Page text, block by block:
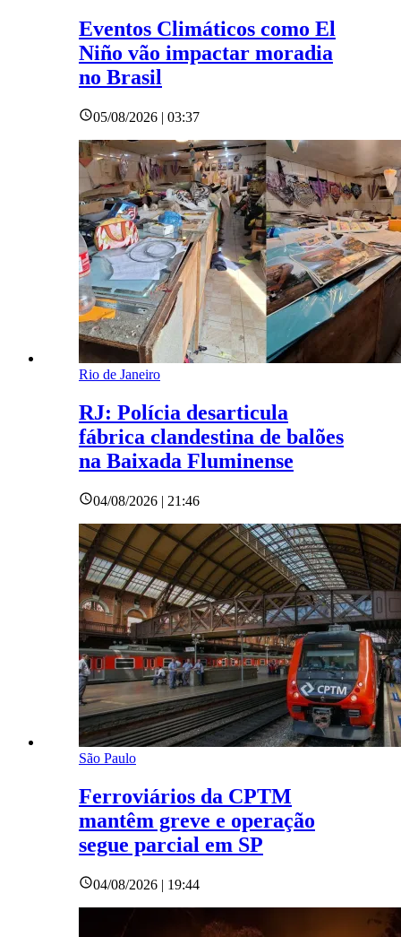
Eventos Climáticos como El
Niño vão impactar moradia
no Brasil
05/08/2026 | 03:37
Rio de Janeiro
RJ: Polícia desarticula
fábrica clandestina de balões
na Baixada Fluminense
04/08/2026 | 21:46
São Paulo
Ferroviários da CPTM
mantêm greve e operação
segue parcial em SP
04/08/2026 | 19:44